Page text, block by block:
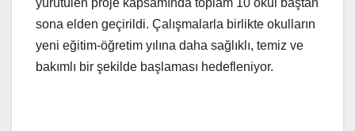
sona elden geçirildi. Çalışmalarla birlikte okulların
yeni eğitim-öğretim yılına daha sağlıklı, temiz ve
bakımlı bir şekilde başlaması hedefleniyor.